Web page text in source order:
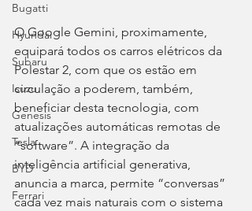
Bugatti
Hyundai
Subaru
Isuzu
Genesis
Tesla
BYD
Ferrari
O Google Gemini, proximamente,
equipará todos os carros elétricos da
Polestar 2, com que os estão em
circulação a poderem, também,
beneficiar desta tecnologia, com
atualizações automáticas remotas de
“software”. A integração da
inteligência artificial generativa,
anuncia a marca, permite “conversas”
cada vez mais naturais com o sistema